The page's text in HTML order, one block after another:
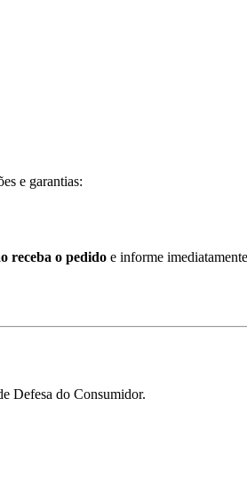
e garantias:
receba o pedido e informe
Defesa do Consumidor.